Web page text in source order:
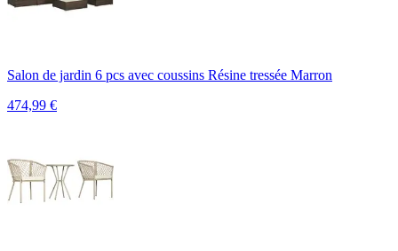
Salon de jardin 6 pcs avec coussins Résine tressée Marron
474,99 €